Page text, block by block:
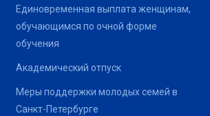
Единовременная выплата женщинам,
обучающимся по очной форме
обучения
Академический отпуск
Меры поддержки молодых семей в
Санкт-Петербурге